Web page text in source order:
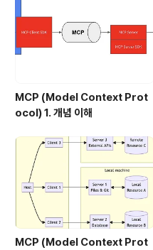
one 둘러보기 4. 텍스트 임베..
MCP (Model Context Prot
ocol) 1. 개념 이해
MCP (Model Context Prot